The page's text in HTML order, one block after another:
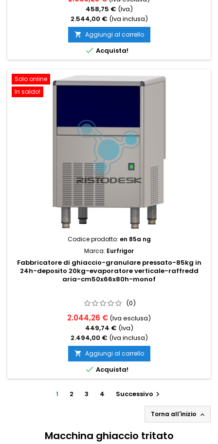
458,75 € (Iva)
2.544,00 € (Iva inclusa)
 Aggiungi al carrello
 Acquista!
Solo online
In saldo!
Codice prodotto: en 85a ng
Marca: Eurfrigor
Fabbricatore di ghiaccio-granulare pressato-85kg in
24h-deposito 20kg-evaporatore verticale-raffredd
aria-cm50x66x80h-monof
(0)
2.044,26 € (Iva esclusa)
449,74 € (Iva)
2.494,00 € (Iva inclusa)
 Aggiungi al carrello
 Acquista!
1 2 3 4 Successivo 
Torna all'inizio 
Macchina ghiaccio tritato